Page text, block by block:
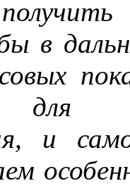
в
для
и